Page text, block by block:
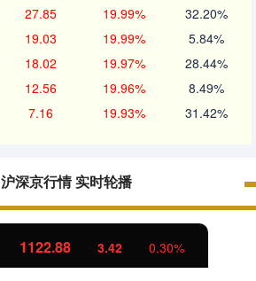
27.85 19.99% 32.20%
19.03 19.99% 5.84%
18.02 19.97% 28.44%
12.56 19.96% 8.49%
7.16 19.93% 31.42%
沪深京行情 实时轮播
1122.88 3.42 0.30%